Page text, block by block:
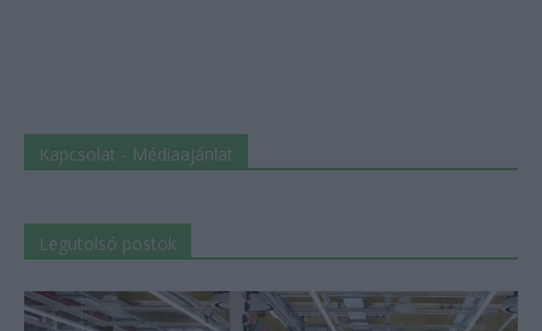
Kapcsolat - Médiaajánlat
Legutolsó postok